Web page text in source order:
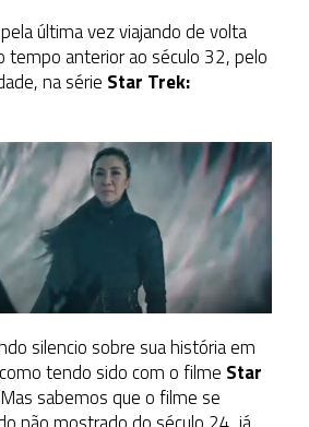
última vez viajando de volta
tempo anterior ao século 32, pelo
na série Star Trek:
silencio sobre sua história em
tendo sido com o filme Star
sabemos que o filme se